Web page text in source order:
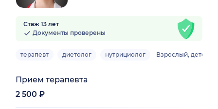
Стаж 13 лет
Документы проверены
терапевт диетолог нутрициолог Взрослый, детский
Прием терапевта
2 500 ₽